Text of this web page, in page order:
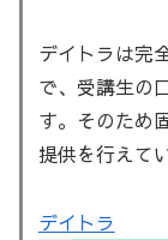
デイトラは完
で、受講生の
す。そのため
提供を行えて
デイトラ